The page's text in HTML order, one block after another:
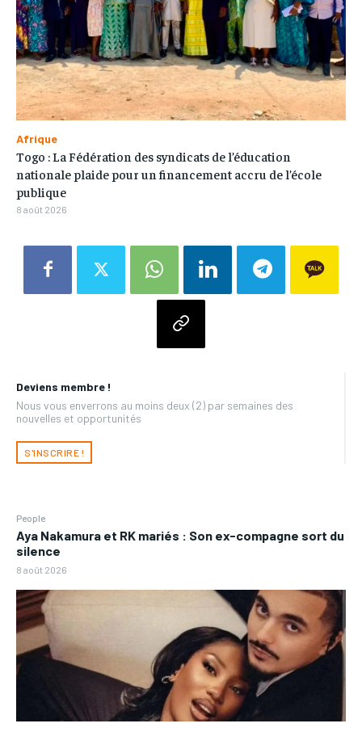
Deviens membre !
Nous vous enverrons au moins deux (2) par semaines des
nouvelles et opportunités
S'INSCRIRE !
People
Aya Nakamura et RK mariés : Son ex-compagne sort du
silence
8 août 2026
Afrique
Togo : La Fédération des syndicats de l’éducation
nationale plaide pour un financement accru de l’école
publique
8 août 2026